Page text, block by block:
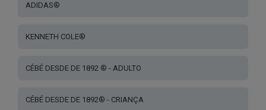
ADIDAS®
KENNETH COLE®
CÉBÉ DESDE DE 1892 ® - ADULTO
CÉBÉ DESDE DE 1892® - CRIANÇA